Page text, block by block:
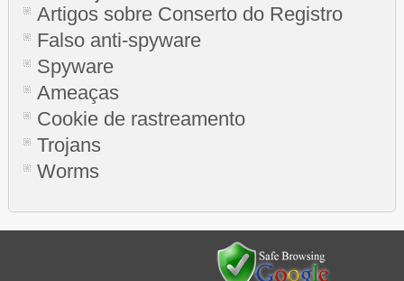
Artigos sobre Conserto do Registro
Falso anti-spyware
Spyware
Ameaças
Cookie de rastreamento
Trojans
Worms